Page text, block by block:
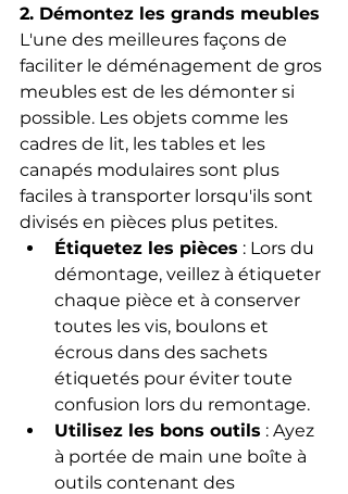
2. Démontez les grands meubles
L'une des meilleures façons de
faciliter le déménagement de gros
meubles est de les démonter si
possible. Les objets comme les
cadres de lit, les tables et les
canapés modulaires sont plus
faciles à transporter lorsqu'ils sont
divisés en pièces plus petites.
Étiquetez les pièces : Lors du
démontage, veillez à étiqueter
chaque pièce et à conserver
toutes les vis, boulons et
écrous dans des sachets
étiquetés pour éviter toute
confusion lors du remontage.
Utilisez les bons outils : Ayez
à portée de main une boîte à
outils contenant des